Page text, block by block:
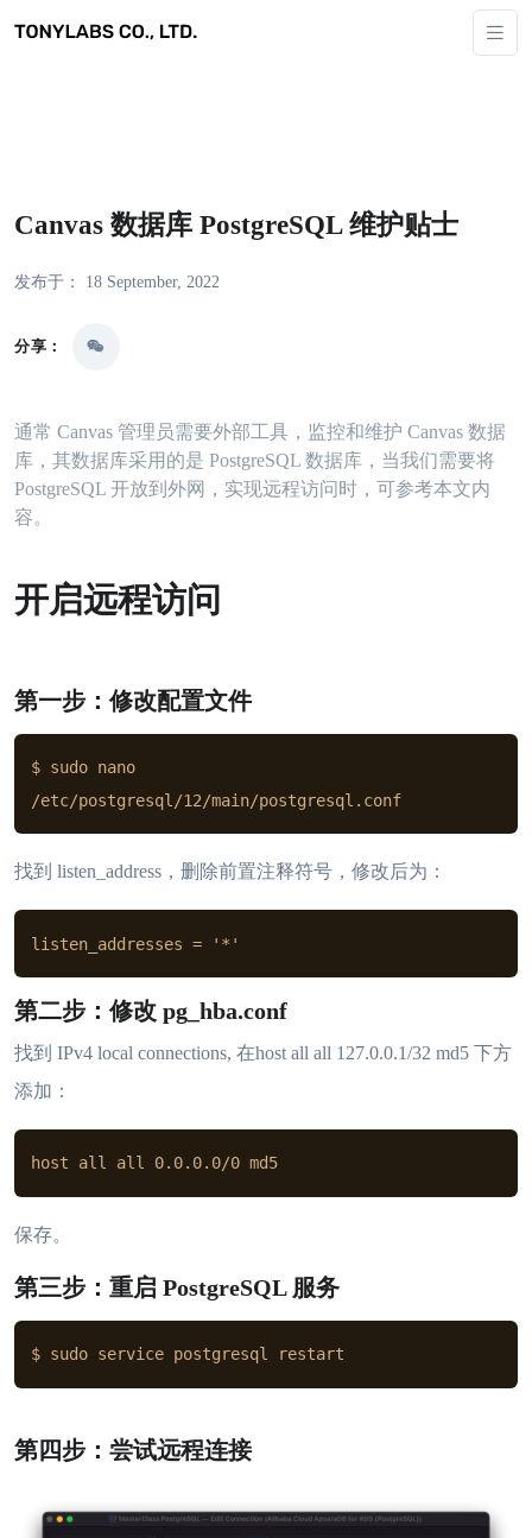
Canvas 数据库 PostgreSQL 维护贴士
发布于： 18 September, 2022
分享：
通常 Canvas 管理员需要外部工具，监控和维护 Canvas 数据
库，其数据库采用的是 PostgreSQL 数据库，当我们需要将
PostgreSQL 开放到外网，实现远程访问时，可参考本文内
容。
开启远程访问
第一步：修改配置文件
$ sudo nano
/etc/postgresql/12/main/postgresql.conf
找到 listen_address，删除前置注释符号，修改后为：
listen_addresses = '*'
第二步：修改 pg_hba.conf
找到 IPv4 local connections, 在host all all 127.0.0.1/32 md5 下方
添加：
host all all 0.0.0.0/0 md5
保存。
第三步：重启 PostgreSQL 服务
$ sudo service postgresql restart
第四步：尝试远程连接